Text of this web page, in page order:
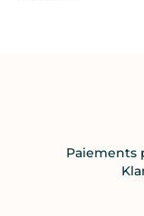
Paiements